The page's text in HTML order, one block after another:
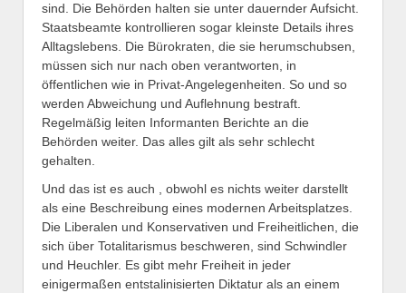
sind. Die Behörden halten sie unter dauernder Aufsicht.
Staatsbeamte kontrollieren sogar kleinste Details ihres
Alltagslebens. Die Bürokraten, die sie herumschubsen,
müssen sich nur nach oben verantworten, in
öffentlichen wie in Privat-Angelegenheiten. So und so
werden Abweichung und Auflehnung bestraft.
Regelmäßig leiten Informanten Berichte an die
Behörden weiter. Das alles gilt als sehr schlecht
gehalten.
Und das ist es auch , obwohl es nichts weiter darstellt
als eine Beschreibung eines modernen Arbeitsplatzes.
Die Liberalen und Konservativen und Freiheitlichen, die
sich über Totalitarismus beschweren, sind Schwindler
und Heuchler. Es gibt mehr Freiheit in jeder
einigermaßen entstalinisierten Diktatur als an einem